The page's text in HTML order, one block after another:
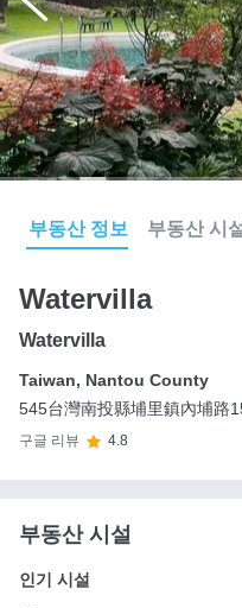
부동산 정보 부동산 시설
Watervilla
Watervilla
Taiwan, Nantou County
545台灣南投縣埔里鎮內埔路
구글 리뷰 4.8
부동산 시설
인기 시설